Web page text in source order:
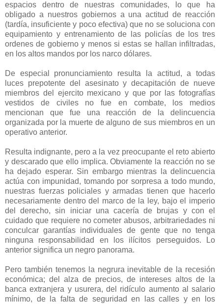
espacios dentro de nuestras comunidades, lo que ha
obligado a nuestros gobiernos a una actitud de reacción
(tardía, insuficiente y poco efectiva) que no se soluciona con
equipamiento y entrenamiento de las policías de los tres
ordenes de gobierno y menos si estas se hallan infiltradas,
en los altos mandos por los narco dólares.
De especial pronunciamiento resulta la actitud, a todas
luces prepotente del asesinato y decapitación de nueve
miembros del ejercito mexicano y que por las fotografías
vestidos de civiles no fue en combate, los medios
mencionan que fue una reacción de la delincuencia
organizada por la muerte de alguno de sus miembros en un
operativo anterior.
Resulta indignante, pero a la vez preocupante el reto abierto
y descarado que ello implica. Obviamente la reacción no se
ha dejado esperar. Sin embargo mientras la delincuencia
actúa con impunidad, tomando por sorpresa a todo mundo,
nuestras fuerzas policiales y armadas tienen que hacerlo
necesariamente dentro del marco de la ley, bajo el imperio
del derecho, sin iniciar una cacería de brujas y con el
cuidado que requiere no cometer abusos, arbitrariedades ni
conculcar garantías individuales de gente que no tenga
ninguna responsabilidad en los ilícitos perseguidos. Lo
anterior significa un negro panorama.
Pero también tenemos la negrura inevitable de la recesión
económica; del alza de precios, de intereses altos de la
banca extranjera y usurera, del ridículo aumento al salario
mínimo, de la falta de seguridad en las calles y en los